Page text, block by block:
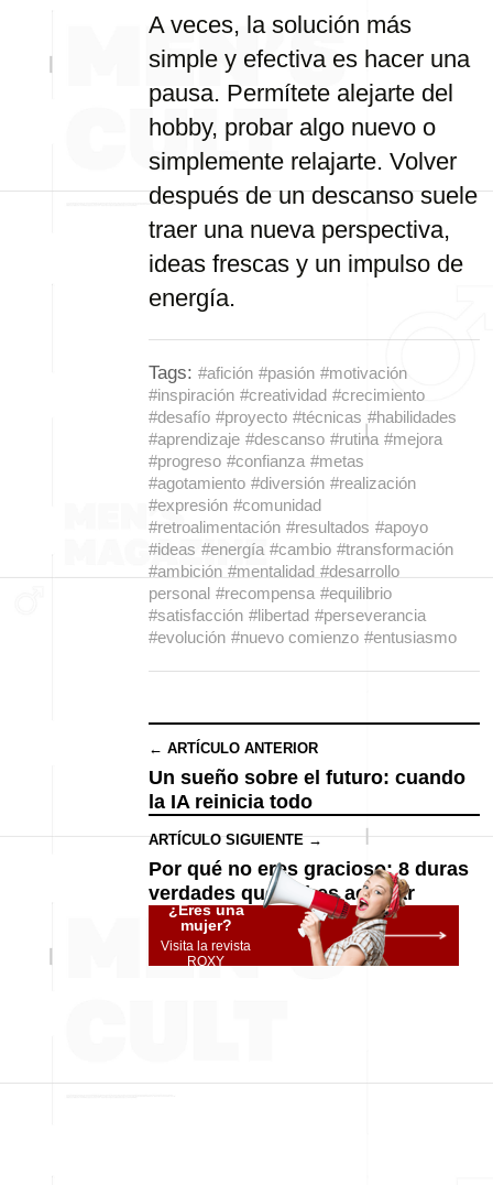
A veces, la solución más
simple y efectiva es hacer una
pausa. Permítete alejarte del
hobby, probar algo nuevo o
simplemente relajarte. Volver
después de un descanso suele
traer una nueva perspectiva,
ideas frescas y un impulso de
energía.
Tags: #afición #pasión #motivación
#inspiración #creatividad #crecimiento
#desafío #proyecto #técnicas #habilidades
#aprendizaje #descanso #rutina #mejora
#progreso #confianza #metas
#agotamiento #diversión #realización
#expresión #comunidad
#retroalimentación #resultados #apoyo
#ideas #energía #cambio #transformación
#ambición #mentalidad #desarrollo
personal #recompensa #equilibrio
#satisfacción #libertad #perseverancia
#evolución #nuevo comienzo #entusiasmo
← ARTÍCULO ANTERIOR
Un sueño sobre el futuro: cuando
la IA reinicia todo
ARTÍCULO SIGUIENTE →
Por qué no eres gracioso: 8 duras
verdades que debes aceptar
¿Eres una
mujer?
Visita la revista
ROXY